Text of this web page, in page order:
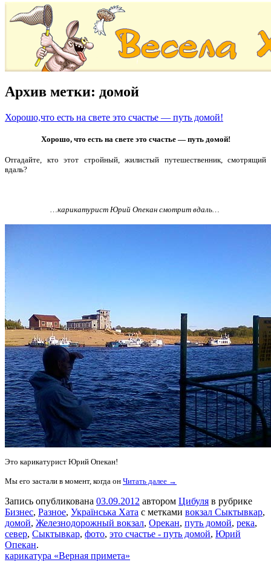
Архив метки: домой
Хорошо,что есть на свете это счастье — путь домой!
Хорошо, что есть на свете это счастье — путь домой!
Отгадайте, кто этот стройный, жилистый путешественник, смотрящий
вдаль?
…карикатурист Юрий Опекан смотрит вдаль…
Это карикатурист Юрий Опекан!
Мы его застали в момент, когда он Читать далее →
Запись опубликована 03.09.2012 автором Цибуля в рубрике
Бизнес, Разное, Українська Хата с метками вокзал Сыктывкар,
домой, Железнодорожный вокзал, Орекан, путь домой, река,
север, Сыктывкар, фото, это счастье - путь домой, Юрий
Опекан.
карикатура «Верная примета»